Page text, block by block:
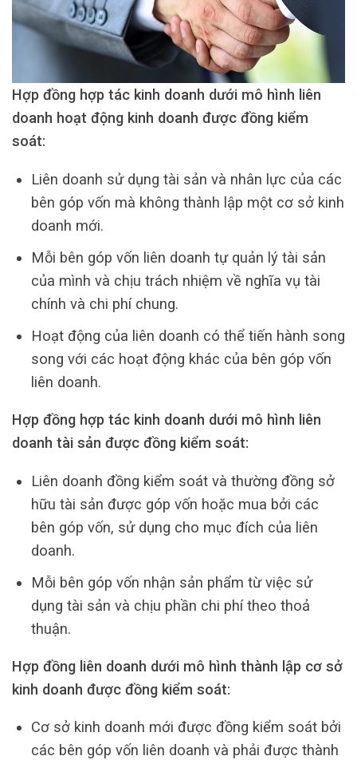
Hợp đồng hợp tác kinh doanh dưới mô hình liên
doanh hoạt động kinh doanh được đồng kiểm
soát:
Liên doanh sử dụng tài sản và nhân lực của các
bên góp vốn mà không thành lập một cơ sở kinh
doanh mới.
Mỗi bên góp vốn liên doanh tự quản lý tài sản
của mình và chịu trách nhiệm về nghĩa vụ tài
chính và chi phí chung.
Hoạt động của liên doanh có thể tiến hành song
song với các hoạt động khác của bên góp vốn
liên doanh.
Hợp đồng hợp tác kinh doanh dưới mô hình liên
doanh tài sản được đồng kiểm soát:
Liên doanh đồng kiểm soát và thường đồng sở
hữu tài sản được góp vốn hoặc mua bởi các
bên góp vốn, sử dụng cho mục đích của liên
doanh.
Mỗi bên góp vốn nhận sản phẩm từ việc sử
dụng tài sản và chịu phần chi phí theo thoả
thuận.
Hợp đồng liên doanh dưới mô hình thành lập cơ sở
kinh doanh được đồng kiểm soát:
Cơ sở kinh doanh mới được đồng kiểm soát bởi
các bên góp vốn liên doanh và phải được thành